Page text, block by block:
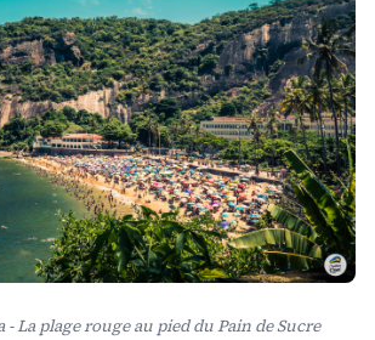
- La plage rouge au pied du Pain de Sucre